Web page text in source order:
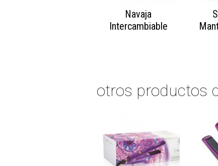
Navaja
Intercambiable
otros productos